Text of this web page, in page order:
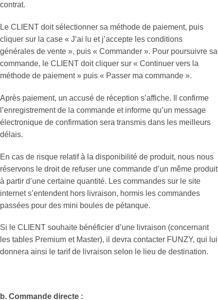
contrat.
Le CLIENT doit sélectionner sa méthode de paiement, puis
cliquer sur la case « J’ai lu et j’accepte les conditions
générales de vente », puis « Commander ». Pour poursuivre sa
commande, le CLIENT doit cliquer sur « Continuer vers la
méthode de paiement » puis « Passer ma commande ».
Après paiement, un accusé de réception s’affiche. Il confirme
l’enregistrement de la commande et informe qu’un message
électronique de confirmation sera transmis dans les meilleurs
délais.
En cas de risque relatif à la disponibilité de produit, nous nous
réservons le droit de refuser une commande d’un même produit
à partir d’une certaine quantité. Les commandes sur le site
internet s’entendent hors livraison, hormis les commandes
passées pour des mini boules de pétanque.
Si le CLIENT souhaite bénéficier d’une livraison (concernant
les tables Premium et Master), il devra contacter FUNZY, qui lui
donnera ainsi le tarif de livraison selon le lieu de destination.
b. Commande directe :